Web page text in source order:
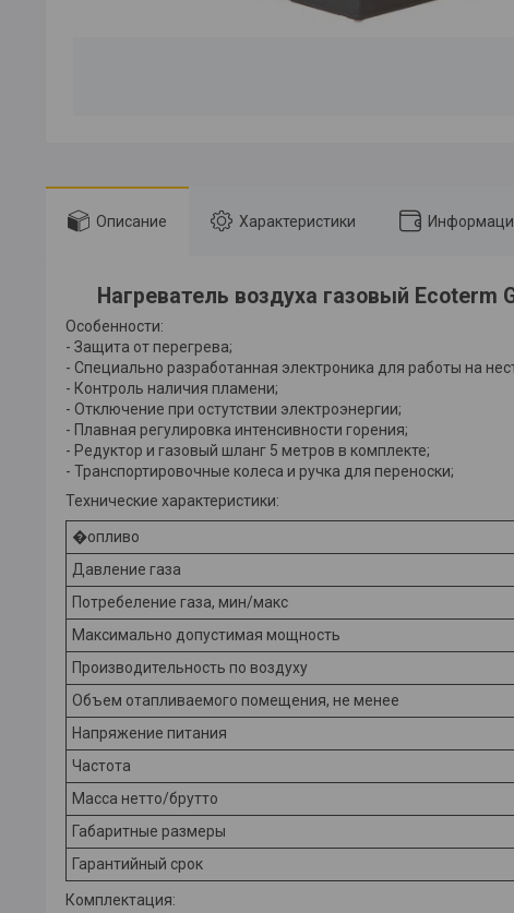
Описание Характеристики
Нагреватель воздуха газовый Ecoterm
Особенности:
- Защита от перегрева;
- Специально разработанная электроника для работы на
- Контроль наличия пламени;
- Отключение при остутствии электроэнергии;
- Плавная регулировка интенсивности горения;
- Редуктор и газовый шланг 5 метров в комплекте;
- Транспортировочные колеса и ручка для переноски;
Технические характеристики:
�опливо
Давление газа
Потребеление газа, мин/макс
Максимально допустимая мощность
Производительность по воздуху
Объем отапливаемого помещения, не менее
Напряжение питания
Частота
Масса нетто/брутто
Габаритные размеры
Гарантийный срок
Комплектация: